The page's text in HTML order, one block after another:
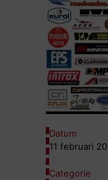
Datum
11 februari
Categorie